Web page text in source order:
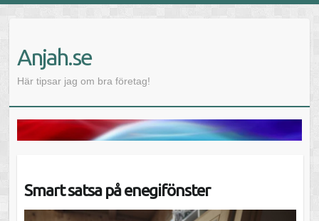
Anjah.se
Här tipsar jag om bra företag!
Smart satsa på enegifönster